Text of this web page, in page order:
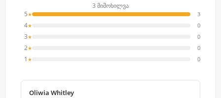
3 მიმოხილვა
5★ 3
4★ 0
3★ 0
2★ 0
1 ★ 0
Oliwia Whitley